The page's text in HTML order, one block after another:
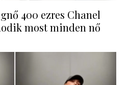
400 ezres Chanel
most minden nő